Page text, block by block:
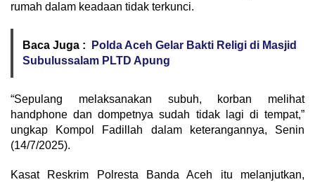
rumah dalam keadaan tidak terkunci.
Baca Juga :
Polda Aceh Gelar Bakti Religi di Masjid
Subulussalam PLTD Apung
“Sepulang melaksanakan subuh, korban melihat
handphone dan dompetnya sudah tidak lagi di tempat,”
ungkap Kompol Fadillah dalam keterangannya, Senin
(14/7/2025).
Kasat Reskrim Polresta Banda Aceh itu melanjutkan,